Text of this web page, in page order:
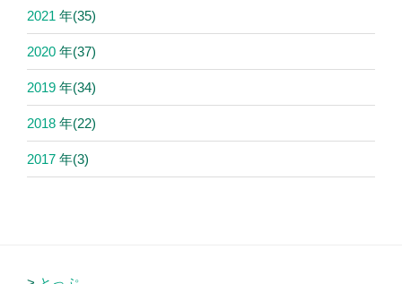
2021 年(35)
2020 年(37)
2019 年(34)
2018 年(22)
2017 年(3)